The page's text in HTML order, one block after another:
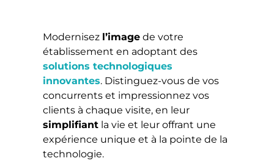
Modernisez l’image de votre
établissement en adoptant des
solutions technologiques
innovantes. Distinguez-vous de vos
concurrents et impressionnez vos
clients à chaque visite, en leur
simplifiant la vie et leur offrant une
expérience unique et à la pointe de la
technologie.